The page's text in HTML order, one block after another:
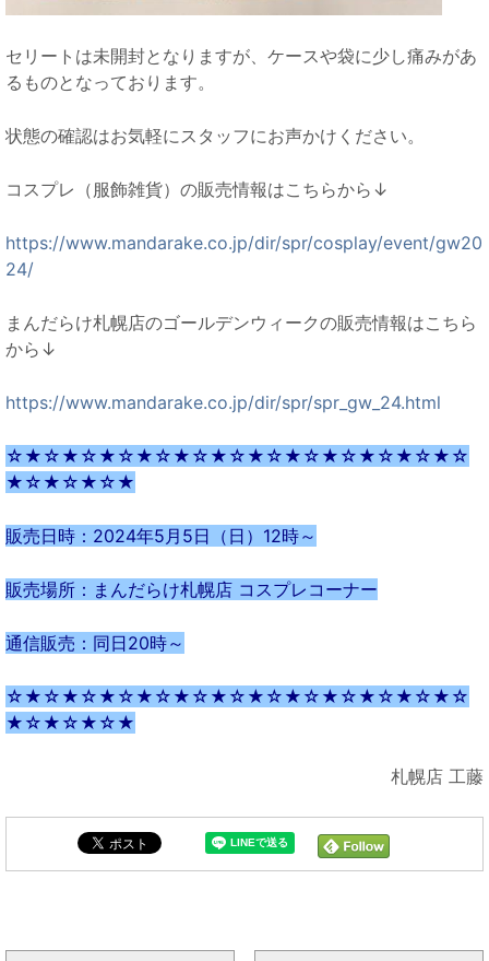
セリートは未開封となりますが、ケースや袋に少し痛みがあ
るものとなっております。
状態の確認はお気軽にスタッフにお声かけください。
コスプレ（服飾雑貨）の販売情報はこちらから↓
https://www.mandarake.co.jp/dir/spr/cosplay/event/gw20
24/
まんだらけ札幌店のゴールデンウィークの販売情報はこちら
から↓
https://www.mandarake.co.jp/dir/spr/spr_gw_24.html
☆★☆★☆★☆★☆★☆★☆★☆★☆★☆★☆★☆★☆
★☆★☆★☆★
販売日時：2024年5月5日（日）12時～
販売場所：まんだらけ札幌店 コスプレコーナー
通信販売：同日20時～
☆★☆★☆★☆★☆★☆★☆★☆★☆★☆★☆★☆★☆
★☆★☆★☆★
札幌店 工藤